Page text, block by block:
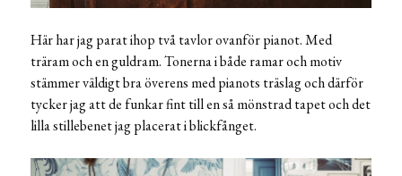
Här har jag parat ihop två tavlor ovanför pianot. Med
träram och en guldram. Tonerna i både ramar och motiv
stämmer väldigt bra överens med pianots träslag och därför
tycker jag att de funkar fint till en så mönstrad tapet och det
lilla stillebenet jag placerat i blickfånget.